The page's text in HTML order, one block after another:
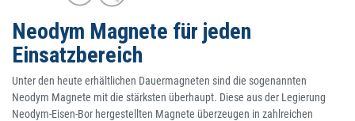
Neodym Magnete für jeden
Einsatzbereich
Unter den heute erhältlichen Dauermagneten sind die sogenannten
Neodym Magnete mit die stärksten überhaupt. Diese aus der Legierung
Neodym-Eisen-Bor hergestellten Magnete überzeugen in zahlreichen